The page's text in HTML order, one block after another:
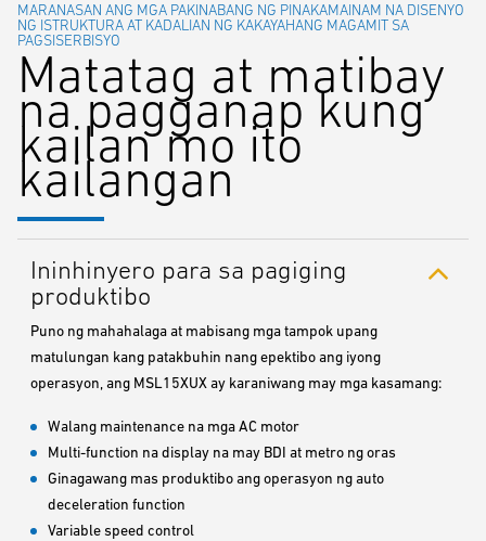
MARANASAN ANG MGA PAKINABANG NG PINAKAMAINAM NA DISENYO
NG ISTRUKTURA AT KADALIAN NG KAKAYAHANG MAGAMIT SA
PAGSISERBISYO
Matatag at matibay
na pagganap kung
kailan mo ito
kailangan
Ininhinyero para sa pagiging
produktibo
Puno ng mahahalaga at mabisang mga tampok upang
matulungan kang patakbuhin nang epektibo ang iyong
operasyon, ang MSL15XUX ay karaniwang may mga kasamang:
Walang maintenance na mga AC motor
Multi-function na display na may BDI at metro ng oras
Ginagawang mas produktibo ang operasyon ng auto
deceleration function
Variable speed control